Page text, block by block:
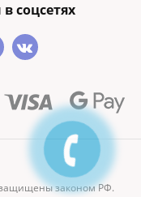
соцсетях
законом РФ.